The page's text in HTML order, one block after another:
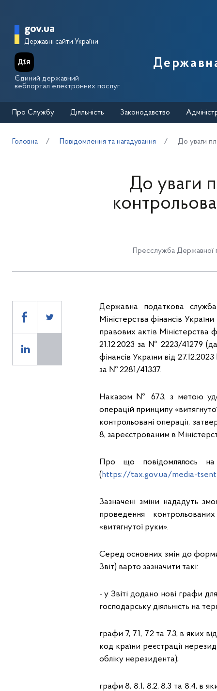
Головна сторінка Державної
gov.ua
Державні сайти України
Єдиний державний
вебпортал електронних послуг
Про Службу Діяльність Законодавство
Головна Повідомлення та нагадування До уваги
До уваги
Пресслужба Державної
Державна податкова
Міністерства фінансів
правових актів Міністерства
21.12.2023 за № 2223/41279
фінансів України від
за № 2281/41337.
Наказом № 673, з метою
операцій принципу
контрольовані операції,
8, зареєстрованим в
Про що повідомлялось
( https://tax.gov.ua/media-
Зазначені зміни нададуть
проведення
«витягнутої руки».
Серед основних змін до форми
Звіт) варто зазначити такі:
- у Звіті додано нові графи
господарську діяльність на
графи 7, 7.1, 7.2 та 7.3, в яких
код країни реєстрації
обліку нерезидента);
графи 8, 8.1, 8.2, 8.3 та 8.4, в